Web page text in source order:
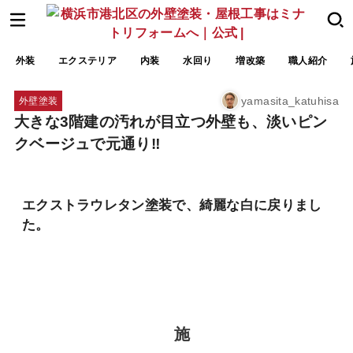
外装 エクステリア 内装 水回り 増改築 職人紹介
外壁塗装 yamasita_katuhisa
大きな3階建の汚れが目立つ外壁も、淡いピン
クベージュで元通り‼
エクストラウレタン塗装で、綺麗な白に戻りまし
た。
施